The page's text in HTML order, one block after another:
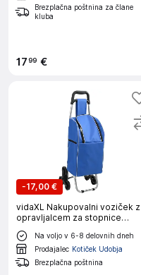
Brezplačna poštnina za člane
kluba
1799 €
-17,00 €
vidaXL Nakupovalni voziček z
opravljalcem za stopnice
Modra 38 L
Na voljo v 6-8 delovnih dneh
Prodajalec Kotiček Udobja
Brezplačna poštnina